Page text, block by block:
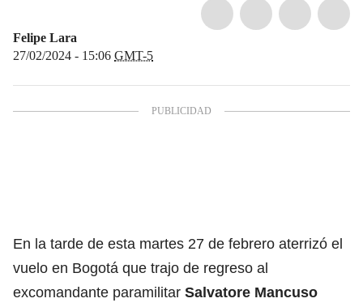
Felipe Lara
27/02/2024 - 15:06 GMT-5
En la tarde de esta martes 27 de febrero aterrizó el
vuelo en Bogotá que trajo de regreso al
excomandante paramilitar Salvatore Mancuso